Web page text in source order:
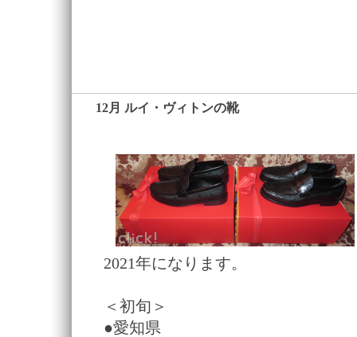
12月 ルイ・ヴィトンの靴―
2021年になります。
＜初旬＞
●愛知県